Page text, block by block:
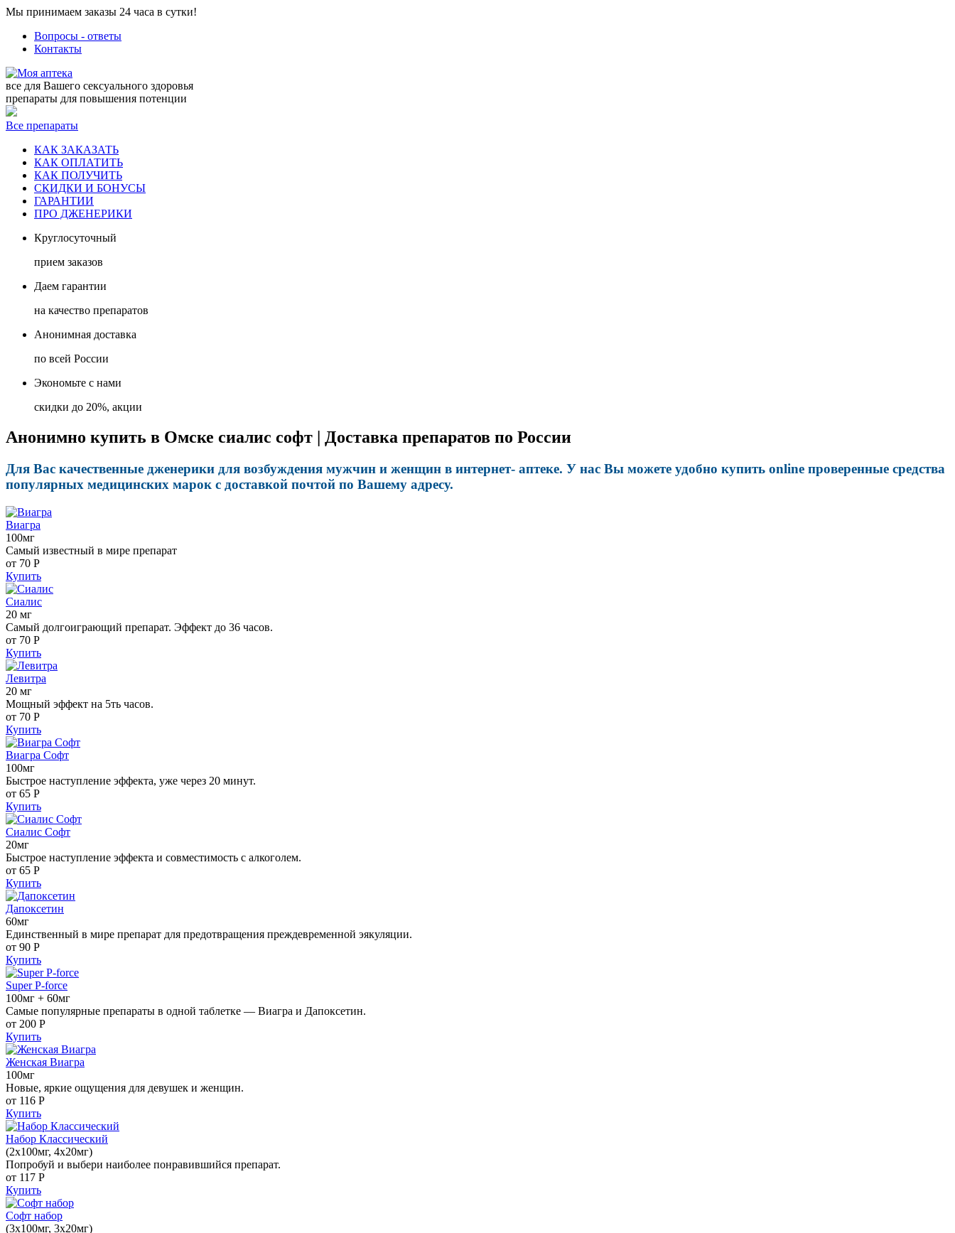
Мы принимаем заказы 24 часа в сутки!
Вопросы - ответы
Контакты
все для Вашего сексуального здоровья
препараты для повышения потенции
Все препараты
КАК ЗАКАЗАТЬ
КАК ОПЛАТИТЬ
КАК ПОЛУЧИТЬ
СКИДКИ И БОНУСЫ
ГАРАНТИИ
ПРО ДЖЕНЕРИКИ
Круглосуточный
прием заказов
Даем гарантии
на качество препаратов
Анонимная доставка
по всей России
Экономьте с нами
скидки до 20%, акции
Анонимно купить в Омске сиалис софт | Доставка препаратов по России
Для Вас качественные дженерики для возбуждения мужчин и женщин в интернет- аптеке. У нас Вы можете удобно купить online проверенные средства
популярных медицинских марок с доставкой почтой по Вашему адресу.
Виагра
100мг
Самый известный в мире препарат
от 70 Р
Купить
Сиалис
20 мг
Самый долгоиграющий препарат. Эффект до 36 часов.
от 70 Р
Купить
Левитра
20 мг
Мощный эффект на 5ть часов.
от 70 Р
Купить
Виагра Софт
100мг
Быстрое наступление эффекта, уже через 20 минут.
от 65 Р
Купить
Сиалис Софт
20мг
Быстрое наступление эффекта и совместимость с алкоголем.
от 65 Р
Купить
Дапоксетин
60мг
Единственный в мире препарат для предотвращения преждевременной эякуляции.
от 90 Р
Купить
Super P-force
100мг + 60мг
Самые популярные препараты в одной таблетке — Виагра и Дапоксетин.
от 200 Р
Купить
Женская Виагра
100мг
Новые, яркие ощущения для девушек и женщин.
от 116 Р
Купить
Набор Классический
(2x100мг, 4x20мг)
Попробуй и выбери наиболее понравившийся препарат.
от 117 Р
Купить
Софт набор
(3x100мг, 3x20мг)